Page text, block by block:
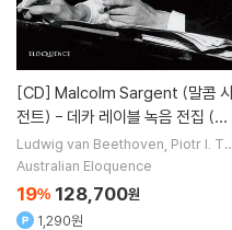
[CD]
전트) - 데카 레이블 녹음 전집 (Co
mplete Decca Recordings) [1
6CD 박스세트]
Ludwig van Beethoven Piotr I. Tc
haikovsky Georg Fridrich Handel
Australian Eloquence
19% 128,700원
1,290원